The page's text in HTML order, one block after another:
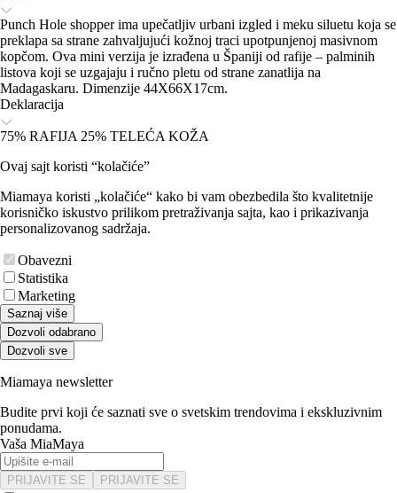
Punch Hole shopper ima upečatljiv urbani izgled i meku siluetu koja se
preklapa sa strane zahvaljujući kožnoj traci upotpunjenoj masivnom
kopčom. Ova mini verzija je izrađena u Španiji od rafije – palminih
listova koji se uzgajaju i ručno pletu od strane zanatlija na
Madagaskaru. Dimenzije 44X66X17cm.
Deklaracija
75% RAFIJA 25% TELEĆA KOŽA
Ovaj sajt koristi “kolačiće”
Miamaya koristi „kolačiće“ kako bi vam obezbedila što kvalitetnije
korisničko iskustvo prilikom pretraživanja sajta, kao i prikazivanja
personalizovanog sadržaja.
Obavezni
Statistika
Marketing
Saznaj više
Dozvoli odabrano
Dozvoli sve
Miamaya newsletter
Budite prvi koji će saznati sve o svetskim trendovima i ekskluzivnim
ponudama.
Vaša MiaMaya
PRIJAVITE SE PRIJAVITE SE